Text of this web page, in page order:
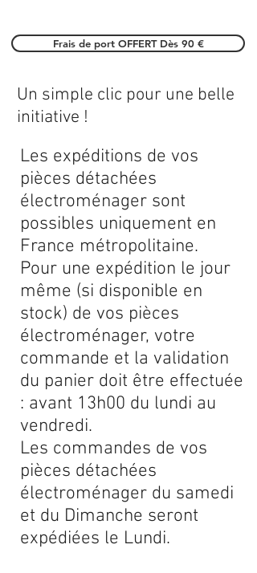
Frais de port OFFERT Dès 90 €
Les expéditions de vos
pièces détachées
électroménager sont
possibles uniquement en
France métropolitaine.
Pour une expédition le jour
même (si disponible en
stock) de vos pièces
électroménager, votre
commande et la validation
du panier doit être effectuée
: avant 13h00 du lundi au
vendredi.
Les commandes de vos
pièces détachées
électroménager du samedi
et du Dimanche seront
expédiées le Lundi.
Un simple clic pour une belle
initiative !